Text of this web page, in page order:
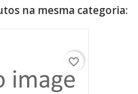
na mesma categoria:
favorite_border